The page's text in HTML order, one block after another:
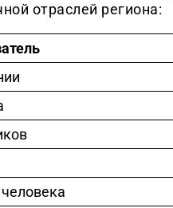
отраслей региона: